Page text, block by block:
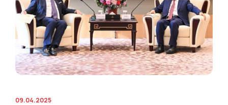
09.04.2025